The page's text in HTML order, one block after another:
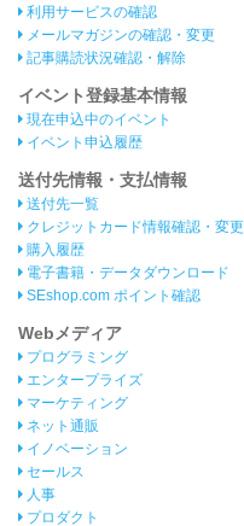
利用サービスの確認
メールマガジンの確認・変更
記事購読状況確認・解除
イベント登録基本情報
現在申込中のイベント
イベント申込履歴
送付先情報・支払情報
送付先一覧
クレジットカード情報確認・変更
購入履歴
電子書籍・データダウンロード
SEshop.com ポイント確認
Webメディア
プログラミング
エンタープライズ
マーケティング
ネット通販
イノベーション
セールス
人事
プロダクト